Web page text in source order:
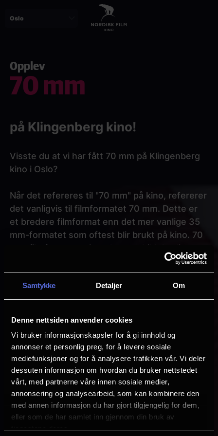
Samtykke Detaljer Om
Denne nettsiden anvender cookies
Vi bruker informasjonskapsler for å gi innhold og
annonser et personlig preg, for å levere sosiale
mediefunksjoner og for å analysere trafikken vår. Vi deler
dessuten informasjon om hvordan du bruker nettstedet
vårt, med partnerne våre innen sosiale medier,
annonsering og analysearbeid, som kan kombinere den
med annen informasjon du har gjort tilgjengelig for dem,
eller som de har samlet inn gjennom din bruk av
Opplev
70 mm
på Klingenberg kino!
Visste du at vi har fått 70 mm på Klingenberg
kino i Oslo?
Når det refereres til "70 mm" på kino, refererer
det vanligvis til filmformatet 70 mm. Dette er
et bredere filmformat enn det mer vanlige 35
mm-formatet som oftest blir brukt på kino. 70
mm-filmformatet gir en høyere bildekvalitet,
skarpere detaljer og større fargerom,
sammenlignet med 35 mm filmer.
Altså, en kinoopplevelse i verdensklasse! Det
med Klingenbergs klassiske interiør, og meget
behagelige seter, bidrar til et kinobesøk hakket
over det vanlige.
Sjekk ut hvilke filmer vi viser i 70 mm.
Paragraphs